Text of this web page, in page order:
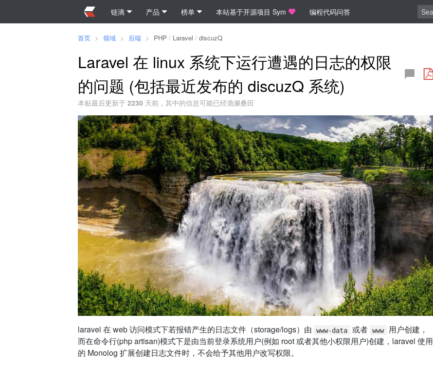
链滴 产品 榜单 本站基于开源项目 Sym 编程代码问答
首页 > 领域 > 后端 > PHP / Laravel / discuzQ
Laravel 在 linux 系统下运行遭遇的日志的权限
的问题 (包括最近发布的 discuzQ 系统)
本贴最后更新于 2230 天前，其中的信息可能已经渤澥桑田
laravel 在 web 访问模式下若报错产生的日志文件（storage/logs）由 www-data 或者 www
用户创建，
而在命令行(php artisan)模式下是由当前登录系统用户(例如 root 或者其他小权限用户)创建，laravel 使用
的 Monolog 扩展创建日志文件时，不会给予其他用户改写权限。